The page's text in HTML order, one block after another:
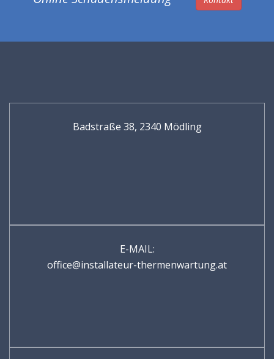
Badstraße 38, 2340 Mödling
E-MAIL:
office@installateur-thermenwartung.at